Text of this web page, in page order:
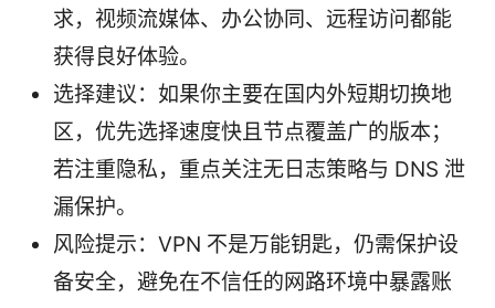
求，视频流媒体、办公协同、远程访问都能
获得良好体验。
选择建议：如果你主要在国内外短期切换地
区，优先选择速度快且节点覆盖广的版本；
若注重隐私，重点关注无日志策略与 DNS 泄
漏保护。
风险提示：VPN 不是万能钥匙，仍需保护设
备安全，避免在不信任的网路环境中暴露账